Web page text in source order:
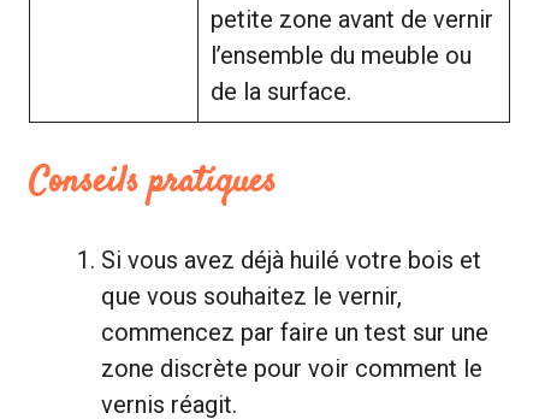
petite zone avant de vernir
l’ensemble du meuble ou
de la surface.
Conseils pratiques
Si vous avez déjà huilé votre bois et
que vous souhaitez le vernir,
commencez par faire un test sur une
zone discrète pour voir comment le
vernis réagit.